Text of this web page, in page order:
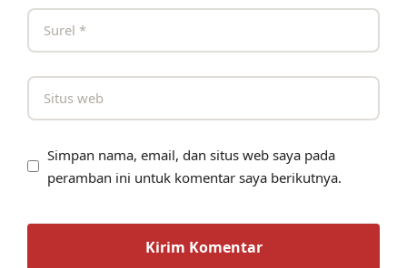
Simpan nama, email, dan situs web saya pada
peramban ini untuk komentar saya berikutnya.